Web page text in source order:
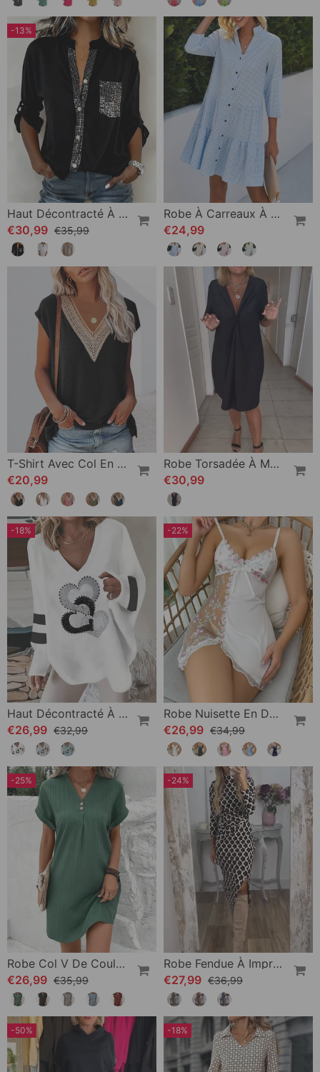
-13%
Haut Décontracté À Empiècements Et Boutons À Sequins
€30,99 €35,99
Robe À Carreaux À Col Montant
€24,99
T-Shirt Avec Col En V Et Dentelle
€20,99
Robe Torsadée À Manches Courtes Et Col V
€30,99
-18%
Haut Décontracté À Manches Longues Et Imprimé Cœur
€26,99 €32,99
-22%
Robe Nuisette En Dentelle Brodée De Papillons Et De Fleurs
€26,99 €34,99
-25%
Robe Col V De Couleur Unie
€26,99 €35,99
-24%
Robe Fendue À Imprimé Écailles De Poisson
€27,99 €36,99
-50% -18%